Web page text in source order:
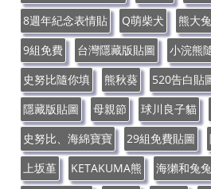
8週年紀念表情貼
Q萌柴犬 熊大
9組免費
台灣隱藏版貼圖 小浣熊
史努比隨你填
熊秋葵 520告白貼
隱藏版貼圖
母親節 球川良子貓
史努比、海綿寶寶
29組免費貼圖
上坂堇
KETAKUMA熊 海獺和兔兔